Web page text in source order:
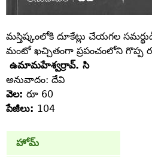
మస్తిష్కంలోకి దూకేట్లు చేయగల
మంటో ఖచ్చితంగా ప్రపంచంలోని గొప్ప
ఉమామహేశ్వర్రావ్‌. సి
అనువాదం: దేవి
వెల: రూ 60
పేజీలు: 104
హోమ్